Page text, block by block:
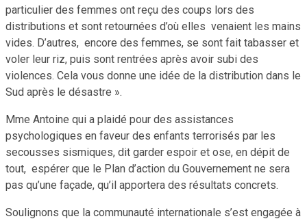
particulier des femmes ont reçu des coups lors des
distributions et sont retournées d’où elles venaient les mains
vides. D’autres, encore des femmes, se sont fait tabasser et
voler leur riz, puis sont rentrées après avoir subi des
violences. Cela vous donne une idée de la distribution dans le
Sud après le désastre ».
Mme Antoine qui a plaidé pour des assistances
psychologiques en faveur des enfants terrorisés par les
secousses sismiques, dit garder espoir et ose, en dépit de
tout, espérer que le Plan d’action du Gouvernement ne sera
pas qu’une façade, qu’il apportera des résultats concrets.
Soulignons que la communauté internationale s’est engagée à